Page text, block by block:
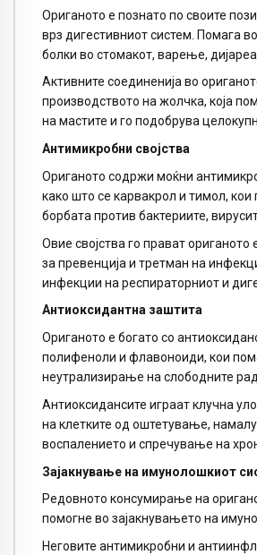
Ориганото е познато по своите
врз дигестивниот систем. Помага
болки во стомакот, варење, дијареа
Активните соединенија во
производството на жолчка, која
на мастите и го подобрува
Антимикробни својства
Ориганото содржи моќни
како што се карвакрол и тимол, кои
борбата против бактериите,
Овие својства го прават ориганото
за превенција и третман на
инфекции на респираторниот и
Антиоксидантна заштита
Ориганото е богато со
полифеноли и флавоноиди, кои
неутрализирање на слободните
Антиоксидансите играат клучна
на клетките од оштетување,
воспалението и спречување на
Зајакнување на имунолошкиот
Редовното консумирање на
помогне во зајакнувањето на
Неговите антимикробни и